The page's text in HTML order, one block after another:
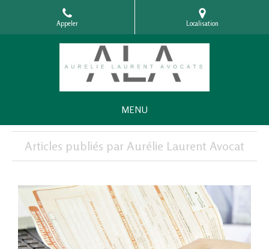
Appeler Localisation
MENU
Articles publiés par Aurélie Laurent Avocat